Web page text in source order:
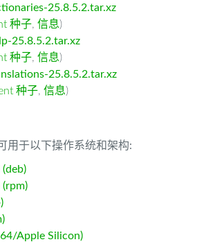
25.8.5.2.tar.xz
种子, 信息)
25.8.5.2.tar.xz
种子, 信息)
25.8.5.2.tar.xz
种子, 信息)
用于以下操作系统和架构:
(rpm)
Apple Silicon)